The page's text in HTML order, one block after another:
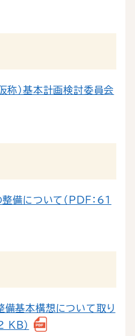
称）基本計画検討委員会
整備について（PDF：61
基本構想について取り
KB）